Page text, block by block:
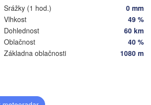
Srážky (1 hod.)
0 mm
Vlhkost
49 %
Dohlednost
60 km
Oblačnost
40 %
Základna oblačnosti
1080 m